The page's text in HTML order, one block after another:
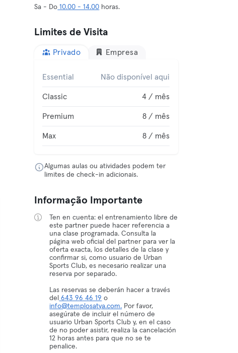
Sa - Do 10.00 - 14.00 horas.
Limites de Visita
Privado Empresa
Essential Não disponível aqui
Classic 4 / mês
Premium 8 / mês
Max 8 / mês
Algumas aulas ou atividades podem ter
limites de check-in adicionais.
Informação Importante
Ten en cuenta: el entrenamiento libre de
este partner puede hacer referencia a
una clase programada. Consulta la
página web oficial del partner para ver la
oferta exacta, los detalles de la clase y
confirmar si, como usuario de Urban
Sports Club, es necesario realizar una
reserva por separado.
Las reservas se deberán hacer a través
del 643 96 46 19 o
info@templosatya.com. Por favor,
asegúrate de incluir el número de
usuario Urban Sports Club y, en el caso
de no poder asistir, realiza la cancelación
12 horas antes para que no se te
penalice.